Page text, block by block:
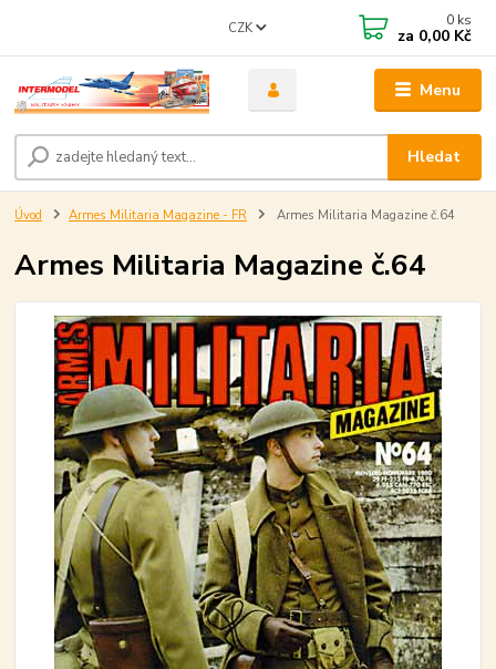
Menu
CZK
Hledat
0 ks
za 0,00 Kč
Úvod Armes Militaria Magazine - FR Armes Militaria Magazine č.64
Armes Militaria Magazine č.64